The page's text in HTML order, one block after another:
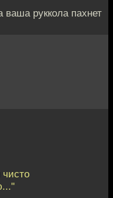
руккола пахнет
чисто